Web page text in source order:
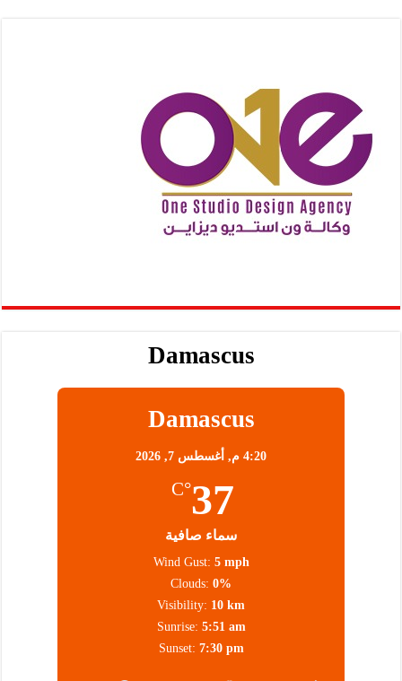
Damascus
Damascus
4:20 م, أغسطس 7, 2026
37
°C
سماء صافية
Wind Gust: 5 mph
Clouds: 0%
Visibility: 10 km
Sunrise: 5:51 am
Sunset: 7:30 pm